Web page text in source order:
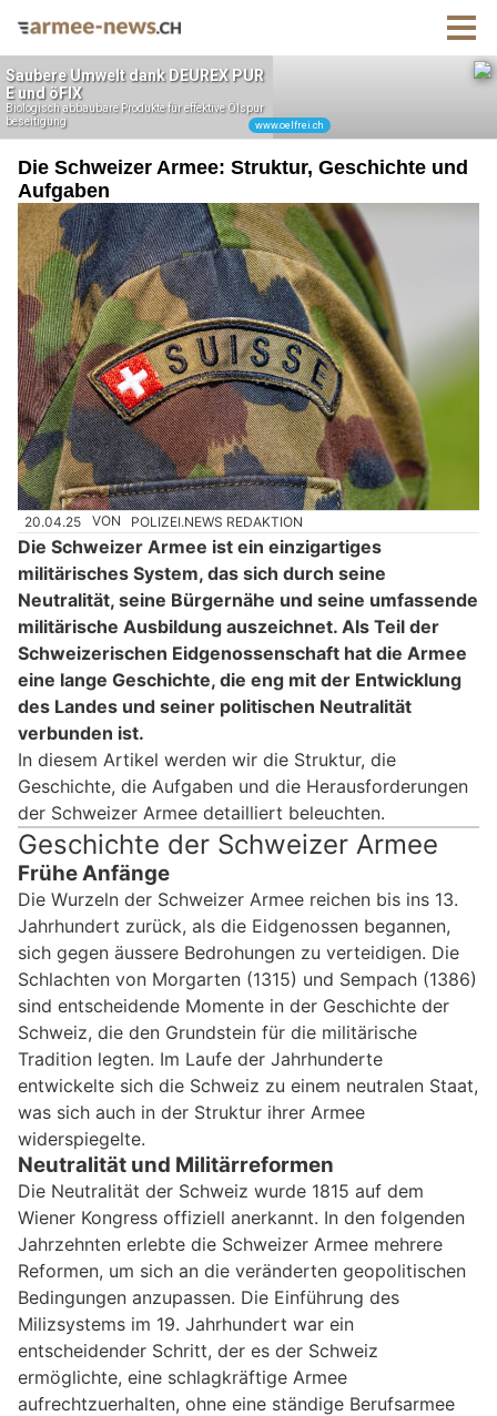
Die Schweizer Armee: Struktur, Geschichte und
Aufgaben
20.04.25 VON POLIZEI.NEWS REDAKTION
Die Schweizer Armee ist ein einzigartiges
militärisches System, das sich durch seine
Neutralität, seine Bürgernähe und seine umfassende
militärische Ausbildung auszeichnet. Als Teil der
Schweizerischen Eidgenossenschaft hat die Armee
eine lange Geschichte, die eng mit der Entwicklung
des Landes und seiner politischen Neutralität
verbunden ist.
In diesem Artikel werden wir die Struktur, die
Geschichte, die Aufgaben und die Herausforderungen
der Schweizer Armee detailliert beleuchten.
Geschichte der Schweizer Armee
Frühe Anfänge
Die Wurzeln der Schweizer Armee reichen bis ins 13.
Jahrhundert zurück, als die Eidgenossen begannen,
sich gegen äussere Bedrohungen zu verteidigen. Die
Schlachten von Morgarten (1315) und Sempach (1386)
sind entscheidende Momente in der Geschichte der
Schweiz, die den Grundstein für die militärische
Tradition legten. Im Laufe der Jahrhunderte
entwickelte sich die Schweiz zu einem neutralen Staat,
was sich auch in der Struktur ihrer Armee
widerspiegelte.
Neutralität und Militärreformen
Die Neutralität der Schweiz wurde 1815 auf dem
Wiener Kongress offiziell anerkannt. In den folgenden
Jahrzehnten erlebte die Schweizer Armee mehrere
Reformen, um sich an die veränderten geopolitischen
Bedingungen anzupassen. Die Einführung des
Milizsystems im 19. Jahrhundert war ein
entscheidender Schritt, der es der Schweiz
ermöglichte, eine schlagkräftige Armee
aufrechtzuerhalten, ohne eine ständige Berufsarmee